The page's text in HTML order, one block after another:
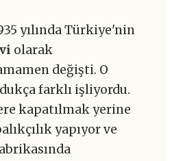
yılında Türkiye'nin
olarak
değişti. O
farklı işliyordu.
kapatılmak yerine
yapıyor ve